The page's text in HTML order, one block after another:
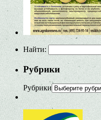
Найти:
Рубрики
Рубрики